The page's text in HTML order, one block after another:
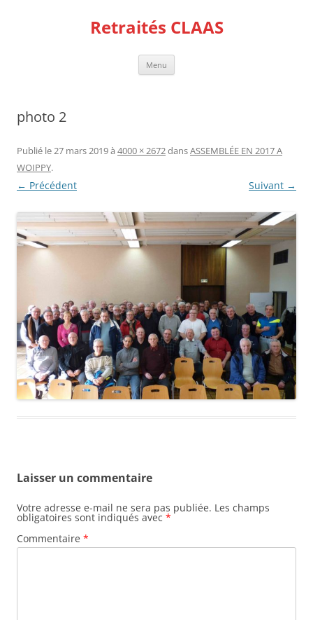
Retraités CLAAS
Menu
photo 2
Publié le27 mars 2019à 4000 × 2672dansASSEMBLÉE EN 2017 A
WOIPPY.
← Précédent Suivant →
Laisser un commentaire
Votre adresse e-mail ne sera pas publiée. Les champs
obligatoires sont indiqués avec *
Commentaire *